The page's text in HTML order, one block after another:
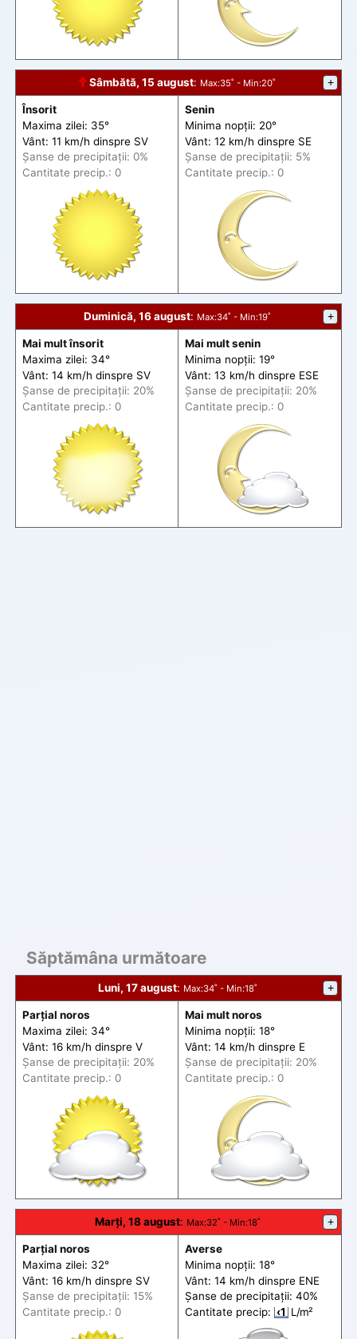
🕆 Sâmbătă, 15 august: Max:35˚ - Min:20˚ +
Însorit
Maxima zilei: 35°
Vânt: 11 km/h dinspre SV
Șanse de precipitații: 0%
Cantitate precip.: 0
Senin
Minima nopții: 20°
Vânt: 12 km/h dinspre SE
Șanse de precipitații: 5%
Cantitate precip.: 0
Duminică, 16 august: Max:34˚ - Min:19˚ +
Mai mult însorit
Maxima zilei: 34°
Vânt: 14 km/h dinspre SV
Șanse de precipitații: 20%
Cantitate precip.: 0
Mai mult senin
Minima nopții: 19°
Vânt: 13 km/h dinspre ESE
Șanse de precipitații: 20%
Cantitate precip.: 0
Săptămâna următoare
Luni, 17 august: Max:34˚ - Min:18˚ +
Parțial noros
Maxima zilei: 34°
Vânt: 16 km/h dinspre V
Șanse de precipitații: 20%
Cantitate precip.: 0
Mai mult noros
Minima nopții: 18°
Vânt: 14 km/h dinspre E
Șanse de precipitații: 20%
Cantitate precip.: 0
Marți, 18 august: Max:32˚ - Min:18˚ +
Parțial noros
Maxima zilei: 32°
Vânt: 16 km/h dinspre SV
Șanse de precipitații: 15%
Cantitate precip.: 0
Averse
Minima nopții: 18°
Vânt: 14 km/h dinspre ENE
Șanse de precipitații: 40%
Cantitate precip: ‹1 L/m²